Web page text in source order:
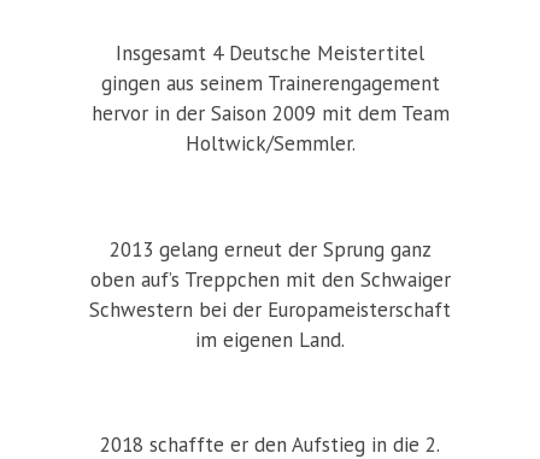
Insgesamt 4 Deutsche Meistertitel
gingen aus seinem Trainerengagement
hervor in der Saison 2009 mit dem Team
Holtwick/Semmler.
2013 gelang erneut der Sprung ganz
oben auf’s Treppchen mit den Schwaiger
Schwestern bei der Europameisterschaft
im eigenen Land.
2018 schaffte er den Aufstieg in die 2.